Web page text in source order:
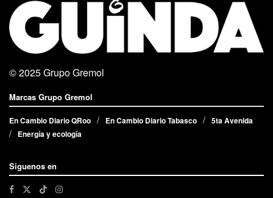
© 2025Grupo Gremol
Marcas Grupo Gremol
En Cambio Diario QRoo En Cambio Diario Tabasco
5ta Avenida
Energía y ecología
Siguenos en